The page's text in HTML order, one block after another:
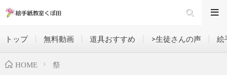
トップ 無料動画 道具おすすめ >生徒さんの声 絵
HOME 祭